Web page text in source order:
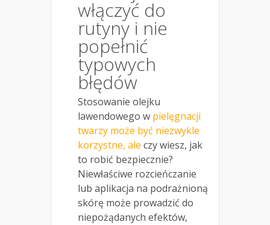
włączyć do
rutyny i nie
popełnić
typowych
błędów
Stosowanie olejku
lawendowego w pielęgnacji
twarzy może być niezwykle
korzystne, ale czy wiesz, jak
to robić bezpiecznie?
Niewłaściwe rozcieńczanie
lub aplikacja na podrażnioną
skórę może prowadzić do
niepożądanych efektów,